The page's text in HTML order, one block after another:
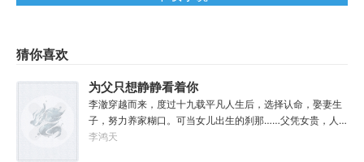
猜你喜欢
为父只想静静看着你
长生
李澈穿越而来，度过十九载平凡人生后，选择认命，娶妻生
子，努力养家糊口。可当女儿出生的刹那……父凭女贵，人
生不再平凡。……女儿平安出生，你获得道果【仙工】女儿
李鸿天